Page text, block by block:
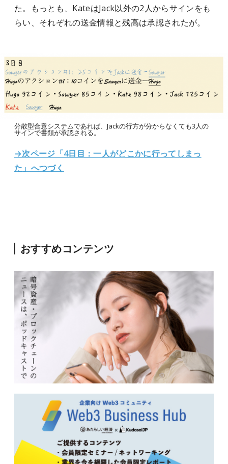
た。もっとも、KateはJack以外の2人からサインをも
らい、それぞれの送金情報と残高は承認されたが。
分散型合意システムであれば、Jackの行方が分からなくても3人の
サインで書類が承認される。
→次ページ「4日目：一人がどこかに行ってしまっ
た」へつづく
おすすめコンテンツ